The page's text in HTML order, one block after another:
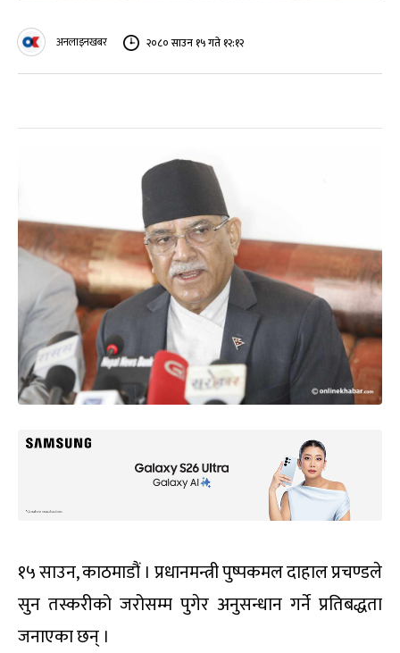
अनलाइनखबर २०८० साउन १५ गते १२:१२
१५ साउन, काठमाडौं । प्रधानमन्त्री पुष्पकमल दाहाल प्रचण्डले
सुन तस्करीको जरोसम्म पुगेर अनुसन्धान गर्ने प्रतिबद्धता
जनाएका छन् ।